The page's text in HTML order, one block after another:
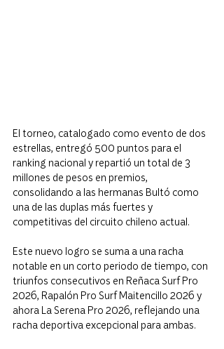
El torneo, catalogado como evento de dos
estrellas, entregó 500 puntos para el
ranking nacional y repartió un total de 3
millones de pesos en premios,
consolidando a las hermanas Bultó como
una de las duplas más fuertes y
competitivas del circuito chileno actual.
Este nuevo logro se suma a una racha
notable en un corto periodo de tiempo, con
triunfos consecutivos en Reñaca Surf Pro
2026, Rapalón Pro Surf Maitencillo 2026 y
ahora La Serena Pro 2026, reflejando una
racha deportiva excepcional para ambas.